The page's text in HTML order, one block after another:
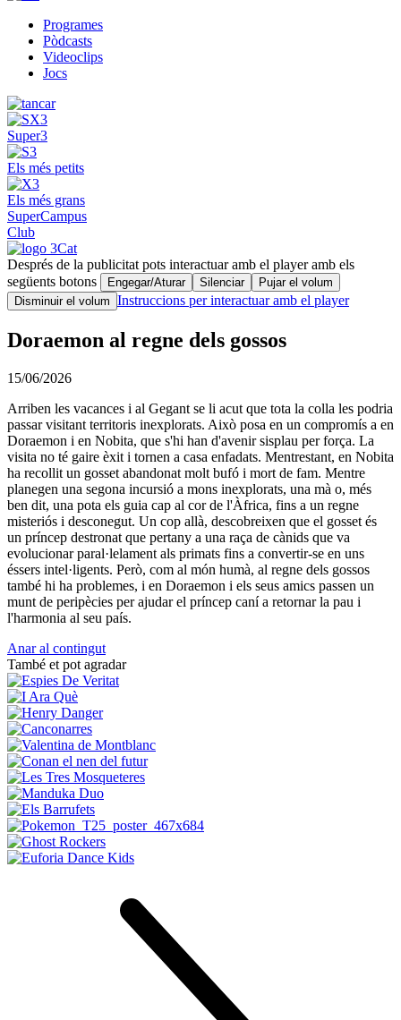
Programes
Pòdcasts
Videoclips
Jocs
Super3
Els més petits
Els més grans
SuperCampus
Club
Després de la publicitat pots interactuar amb el player amb els
següents botons
Engegar/Aturar Silenciar
Pujar el volum
Disminuir el volum Instruccions per interactuar amb el player
Doraemon al regne dels gossos
15/06/2026
Arriben les vacances i al Gegant se li acut que tota la colla les podria
passar visitant territoris inexplorats. Això posa en un compromís a en
Doraemon i en Nobita, que s'hi han d'avenir sisplau per força. La
visita no té gaire èxit i tornen a casa enfadats. Mentrestant, en Nobita
ha recollit un gosset abandonat molt bufó i mort de fam. Mentre
planegen una segona incursió a mons inexplorats, una mà o, més
ben dit, una pota els guia cap al cor de l'Àfrica, fins a un regne
misteriós i desconegut. Un cop allà, descobreixen que el gosset és
un príncep destronat que pertany a una raça de cànids que va
evolucionar paral·lelament als primats fins a convertir-se en uns
éssers intel·ligents. Però, com al món humà, al regne dels gossos
també hi ha problemes, i en Doraemon i els seus amics passen un
munt de peripècies per ajudar el príncep caní a retornar la pau i
l'harmonia al seu país.
Anar al contingut
També et pot agradar